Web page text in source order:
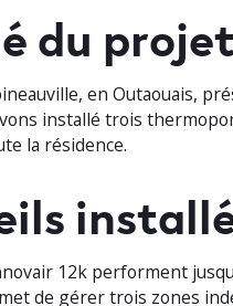
du
en Outaouais,
installé trois
la résidence.
12k performent
de gérer trois zones